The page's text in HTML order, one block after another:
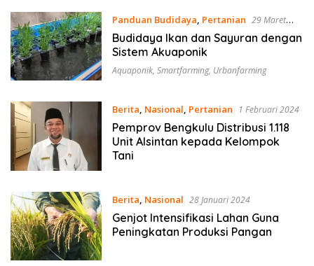
Panduan Budidaya, Pertanian 29 Maret
2024
Budidaya Ikan dan Sayuran dengan
Sistem Akuaponik
Aquaponik, Smartfarming, Urbanfarming
Berita, Nasional, Pertanian 1 Februari 2024
Pemprov Bengkulu Distribusi 1.118
Unit Alsintan kepada Kelompok
Tani
Berita, Nasional 28 Januari 2024
Genjot Intensifikasi Lahan Guna
Peningkatan Produksi Pangan